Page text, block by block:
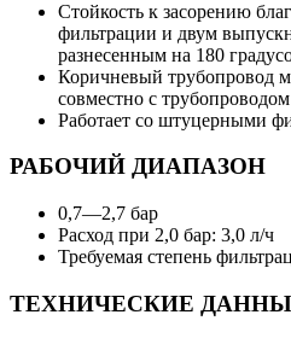
Стойкость к засорению
фильтрации и двум
разнесенным на 180
Коричневый трубопровод
совместно с
Работает со штуцерными
РАБОЧИЙ ДИАПАЗОН
0,7—2,7 бар
Расход при 2,0 бар: 3,0 л/ч
Требуемая степень
ТЕХНИЧЕСКИЕ